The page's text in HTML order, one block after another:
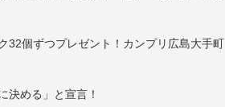
32個ずつプレゼント！カンプリ広島大手町
決める」と宣言！